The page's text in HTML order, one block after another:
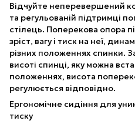
Відчуйте неперевершений
та регульованій підтримці
стілець. Поперекова опора
зріст, вагу і тиск на неї,
різних положеннях спинки.
висоті спинці, яку можна
положеннях, висота
регулюється відповідно.
Ергономічне сидіння для
тиску